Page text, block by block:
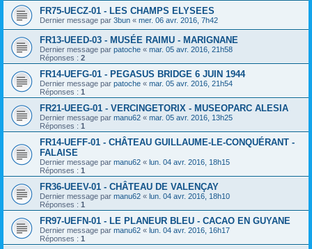
FR75-UECZ-01 - LES CHAMPS ELYSEES
Dernier message par 3bun « mer. 06 avr. 2016, 7h42
FR13-UEED-03 - MUSÉE RAIMU - MARIGNANE
Dernier message par patoche « mar. 05 avr. 2016, 21h58
Réponses : 2
FR14-UEFG-01 - PEGASUS BRIDGE 6 JUIN 1944
Dernier message par patoche « mar. 05 avr. 2016, 21h54
Réponses : 1
FR21-UEEG-01 - VERCINGETORIX - MUSEOPARC ALESIA
Dernier message par manu62 « mar. 05 avr. 2016, 13h25
Réponses : 1
FR14-UEFF-01 - CHÂTEAU GUILLAUME-LE-CONQUÉRANT -
FALAISE
Dernier message par manu62 « lun. 04 avr. 2016, 18h15
Réponses : 1
FR36-UEEV-01 - CHÂTEAU DE VALENÇAY
Dernier message par manu62 « lun. 04 avr. 2016, 18h10
Réponses : 1
FR97-UEFN-01 - LE PLANEUR BLEU - CACAO EN GUYANE
Dernier message par manu62 « lun. 04 avr. 2016, 16h17
Réponses : 1